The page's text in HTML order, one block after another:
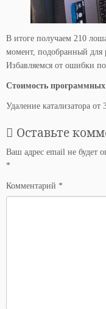
В итоге получаем 210
момент, подобранный для
Избавляемся от ошибки по
Стоимость программных
Удаление катализатора от
Оставьте
Ваш адрес email не будет
*
Комментарий *